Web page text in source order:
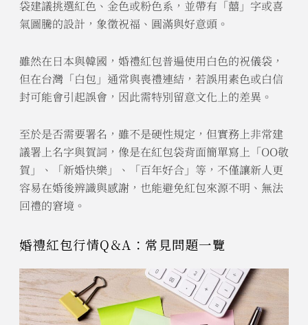
袋建議挑選紅色、金色或粉色系，並帶有「囍」字或喜
氣圖騰的設計，象徵祝福、圓滿與好意頭。
雖然在日本與韓國，婚禮紅包普遍使用白色的祝儀袋，
但在台灣「白包」通常與喪禮連結，若誤用素色或白信
封可能會引起誤會，因此需特別留意文化上的差異。
至於是否需要署名，雖不是硬性規定，但實務上非常建
議署上名字與賀詞，像是在紅包袋背面簡單寫上「OO敬
賀」、「新婚快樂」、「百年好合」等，不僅讓新人更
容易在婚後辨識與感謝，也能避免紅包來源不明、無法
回禮的窘境。
婚禮紅包行情Q&A：常見問題一覽